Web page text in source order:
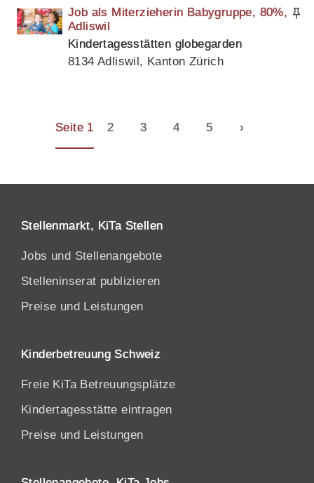
Job als Miterzieherin Babygruppe, 80%,
Adliswil
Kindertagesstätten globegarden
8134 Adliswil, Kanton Zürich
Seite 1 2 3 4 5 ›
Stellenmarkt, KiTa Stellen
Jobs und Stellenangebote
Stelleninserat publizieren
Preise und Leistungen
Kinderbetreuung Schweiz
Freie KiTa Betreuungsplätze
Kindertagesstätte eintragen
Preise und Leistungen